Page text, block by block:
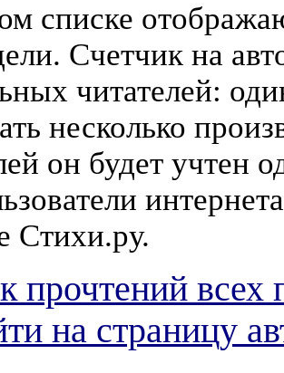
списке
Счетчик на
читателей:
несколько
он будет учтен
Стихи.ру.
прочтений всех
на страницу